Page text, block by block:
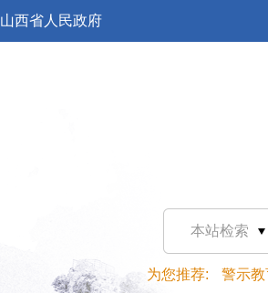
山西省人民政府
本站检索
为您推荐: 警示教